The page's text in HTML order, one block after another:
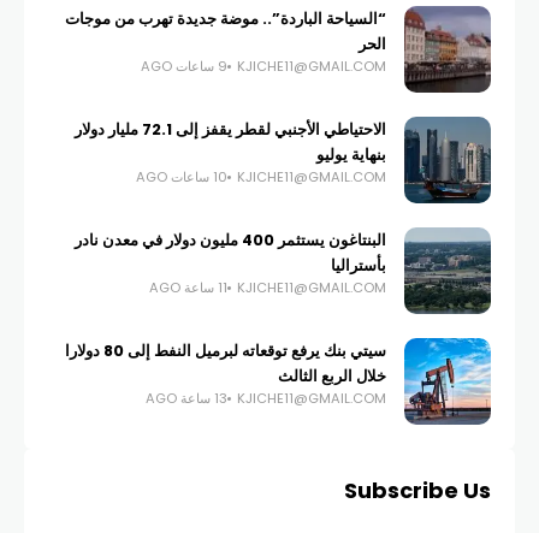
“السياحة الباردة”.. موضة جديدة تهرب من موجات
الحر
KJICHE11@GMAIL.COM 9 ساعات AGO
الاحتياطي الأجنبي لقطر يقفز إلى 72.1 مليار دولار
بنهاية يوليو
KJICHE11@GMAIL.COM 10 ساعات AGO
البنتاغون يستثمر 400 مليون دولار في معدن نادر
بأستراليا
KJICHE11@GMAIL.COM 11 ساعة AGO
سيتي بنك يرفع توقعاته لبرميل النفط إلى 80 دولارا
خلال الربع الثالث
KJICHE11@GMAIL.COM 13 ساعة AGO
Subscribe Us